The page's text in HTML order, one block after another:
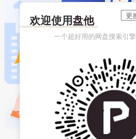
欢迎使用盘他
一个超好用的网盘搜索引擎